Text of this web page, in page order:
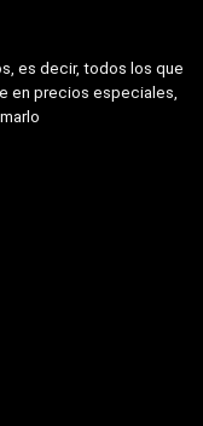
es decir, todos los que
en precios especiales,